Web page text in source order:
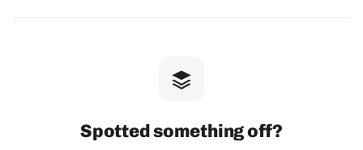
Spotted something off?